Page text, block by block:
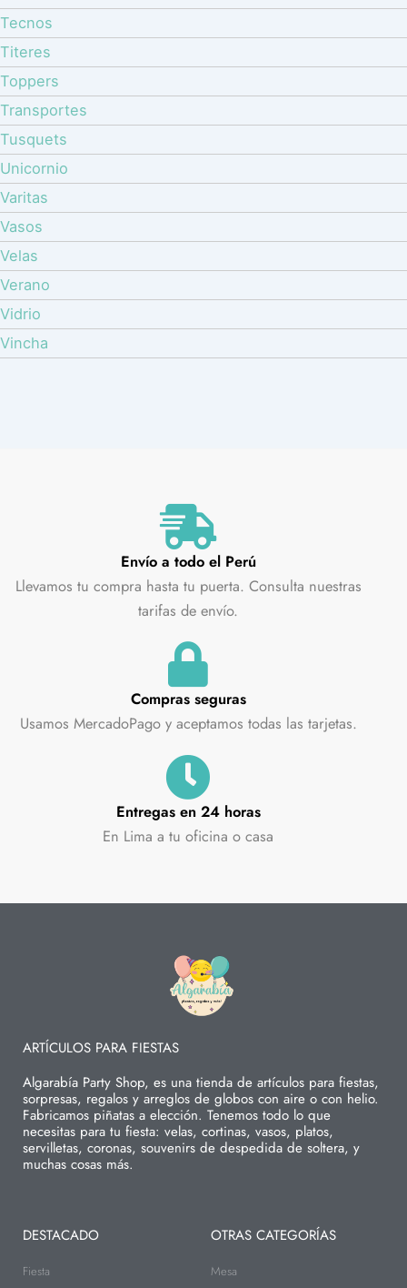
Tecnos
Titeres
Toppers
Transportes
Tusquets
Unicornio
Varitas
Vasos
Velas
Verano
Vidrio
Vincha
Envío a todo el Perú
Llevamos tu compra hasta tu puerta. Consulta nuestras
tarifas de envío.
Compras seguras
Usamos MercadoPago y aceptamos todas las tarjetas.
Entregas en 24 horas
En Lima a tu oficina o casa
ARTÍCULOS PARA FIESTAS
Algarabía Party Shop, es una tienda de artículos para fiestas,
sorpresas, regalos y arreglos de globos con aire o con helio.
Fabricamos piñatas a elección. Tenemos todo lo que
necesitas para tu fiesta: velas, cortinas, vasos, platos,
servilletas, coronas, souvenirs de despedida de soltera, y
muchas cosas más.
DESTACADO
Fiesta
OTRAS CATEGORÍAS
Mesa